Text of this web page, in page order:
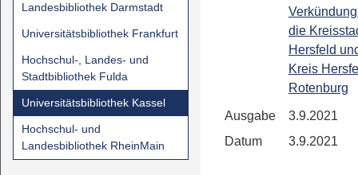
Landesbibliothek Darmstadt
Universitätsbibliothek Frankfurt
Hochschul-, Landes- und
Stadtbibliothek Fulda
Universitätsbibliothek Kassel
Hochschul- und
Landesbibliothek RheinMain
die
Hersfeld
Kreis
Rotenburg
Ausgabe
3.9.2021
Datum
3.9.2021